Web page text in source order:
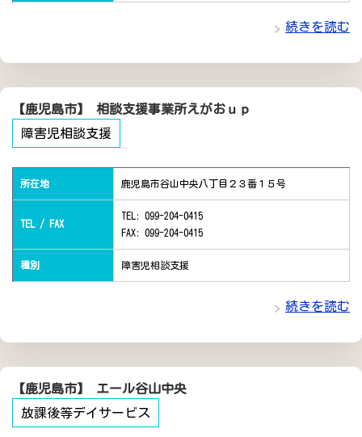
続きを読む
【鹿児島市】 相談支援事業所えがおｕｐ
障害児相談支援
所在地 鹿児島市谷山中央八丁目２３番１５号
TEL / FAX
TEL: 099-204-0415
FAX: 099-204-0415
種別 障害児相談支援
続きを読む
【鹿児島市】 エール谷山中央
放課後等デイサービス